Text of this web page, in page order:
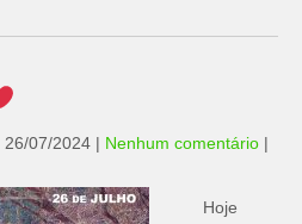
26/07/2024 | Nenhum comentário |
Hoje